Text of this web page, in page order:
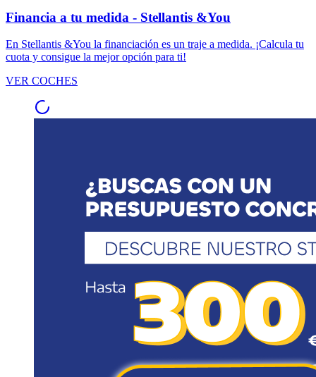
Financia a tu medida - Stellantis &You
En Stellantis &You la financiación es un traje a medida. ¡Calcula tu
cuota y consigue la mejor opción para ti!
VER COCHES